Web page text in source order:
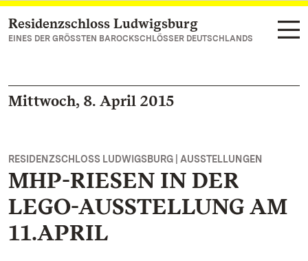
Zum Hauptinhalt springen
Residenzschloss Ludwigsburg
EINES DER GRÖSSTEN BAROCKSCHLÖSSER DEUTSCHLANDS
Mittwoch, 8. April 2015
RESIDENZSCHLOSS LUDWIGSBURG | AUSSTELLUNGEN
MHP-RIESEN IN DER
LEGO-AUSSTELLUNG AM
11.APRIL